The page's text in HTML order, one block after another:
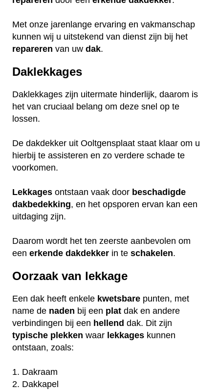
Met onze jarenlange ervaring en vakmanschap
kunnen wij u uitstekend van dienst zijn bij het
repareren van uw dak.
Daklekkages
Daklekkages zijn uitermate hinderlijk, daarom is
het van cruciaal belang om deze snel op te
lossen.
De dakdekker uit Ooltgensplaat staat klaar om u
hierbij te assisteren en zo verdere schade te
voorkomen.
Lekkages ontstaan vaak door beschadigde
dakbedekking, en het opsporen ervan kan een
uitdaging zijn.
Daarom wordt het ten zeerste aanbevolen om
een erkende dakdekker in te schakelen.
Oorzaak van lekkage
Een dak heeft enkele kwetsbare punten, met
name de naden bij een plat dak en andere
verbindingen bij een hellend dak. Dit zijn
typische plekken waar lekkages kunnen
ontstaan, zoals:
1. Dakraam
2. Dakkapel